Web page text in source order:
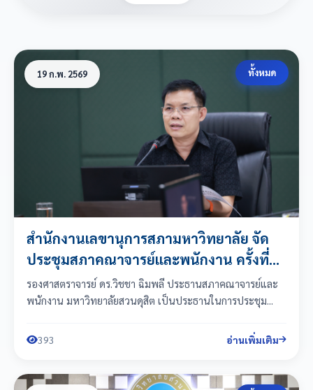
19 ก.พ. 2569 ทั้งหมด
สำนักงานเลขานุการสภามหาวิทยาลัย จัด
ประชุมสภาคณาจารย์และพนักงาน ครั้งที่
2(7)/2569
รองศาสตราจารย์ ดร.วิชชา ฉิมพลี ประธานสภาคณาจารย์และ
พนักงาน มหาวิทยาลัยสวนดุสิต เป็นประธานในการประชุม...
393 อ่านเพิ่มเติม